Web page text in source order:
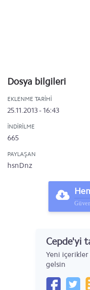
Dosya bilgileri
EKLENME TARIHI
25.11.2013 - 16:43
İNDIRILME
665
PAYLAŞAN
hsnDnz
Cepde'yi
Yeni içerikler
gelsin